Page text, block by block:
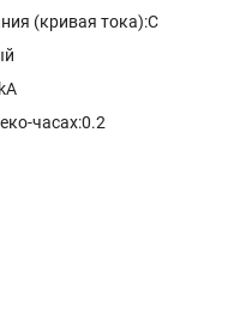
(кривая тока):C
часах:0.2